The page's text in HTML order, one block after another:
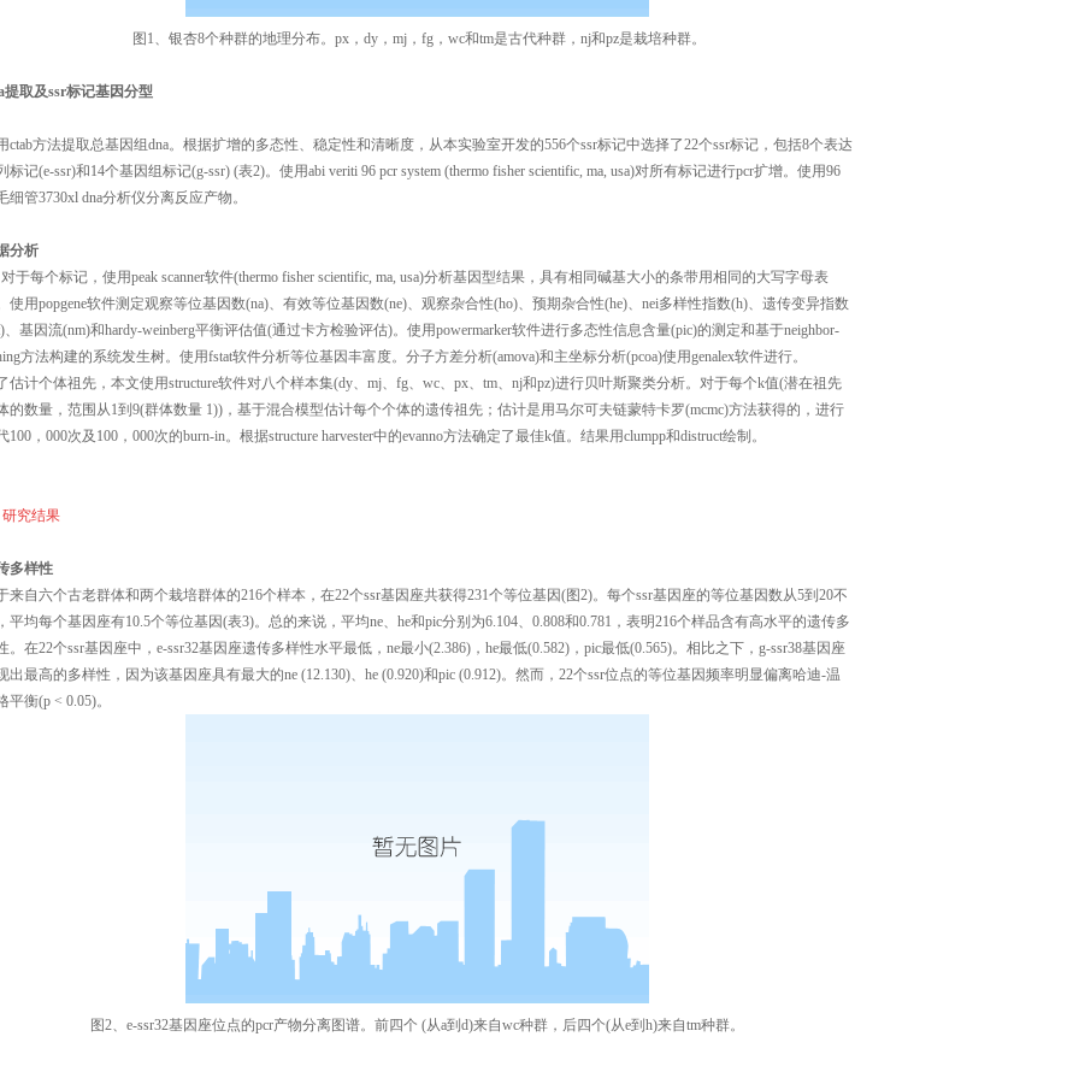
图1、银杏8个种群的地理分布。px，dy，mj，fg，wc和tm是古代种群，nj和pz是栽培种群。
提取及ssr标记基因分型
ctab方法提取总基因组dna。根据扩增的多态性、稳定性和清晰度，从本实验室开发的556个ssr标记中选择了22个ssr标记，包括8个表达
标记(e-ssr)和14个基因组标记(g-ssr) (表2)。使用abi veriti 96 pcr system (thermo fisher scientific, ma, usa)对所有标记进行pcr扩增。使用96
细管3730xl dna分析仪分离反应产物。
分析
对于每个标记，使用peak scanner软件(thermo fisher scientific, ma, usa)分析基因型结果，具有相同碱基大小的条带用相同的大写字母表
使用popgene软件测定观察等位基因数(na)、有效等位基因数(ne)、观察杂合性(ho)、预期杂合性(he)、nei多样性指数(h)、遗传变异指数
、基因流(nm)和hardy-weinberg平衡评估值(通过卡方检验评估)。使用powermarker软件进行多态性信息含量(pic)的测定和基于neighbor-
方法构建的系统发生树。使用fstat软件分析等位基因丰富度。分子方差分析(amova)和主坐标分析(pcoa)使用genalex软件进行。
估计个体祖先，本文使用structure软件对八个样本集(dy、mj、fg、wc、px、tm、nj和pz)进行贝叶斯聚类分析。对于每个k值(潜在祖先
的数量，范围从1到9(群体数量 1))，基于混合模型估计每个个体的遗传祖先；估计是用马尔可夫链蒙特卡罗(mcmc)方法获得的，进行
100，000次及100，000次的burn-in。根据structure harvester中的evanno方法确定了最佳k值。结果用clumpp和distruct绘制。
研究结果
多样性
来自六个古老群体和两个栽培群体的216个样本，在22个ssr基因座共获得231个等位基因(图2)。每个ssr基因座的等位基因数从5到20不
平均每个基因座有10.5个等位基因(表3)。总的来说，平均ne、he和pic分别为6.104、0.808和0.781，表明216个样品含有高水平的遗传多
。在22个ssr基因座中，e-ssr32基因座遗传多样性水平最低，ne最小(2.386)，he最低(0.582)，pic最低(0.565)。相比之下，g-ssr38基因座
出最高的多样性，因为该基因座具有最大的ne (12.130)、he (0.920)和pic (0.912)。然而，22个ssr位点的等位基因频率明显偏离哈迪-温
平衡(p < 0.05)。
图2、e-ssr32基因座位点的pcr产物分离图谱。前四个 (从a到d)来自wc种群，后四个(从e到h)来自tm种群。